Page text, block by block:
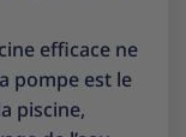
efficace ne
pompe est le
piscine,